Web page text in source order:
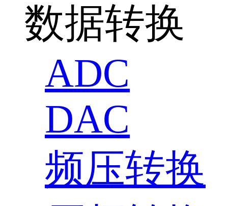
数据转换
ADC
DAC
频压转换